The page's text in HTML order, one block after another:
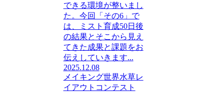
できる環境が整いまし
た。今回「その6」で
は、ミスト育成50日後
の結果とそこから見え
てきた成果と課題をお
伝えしていきます...
2025.12.08
メイキング世界水草レ
イアウトコンテスト